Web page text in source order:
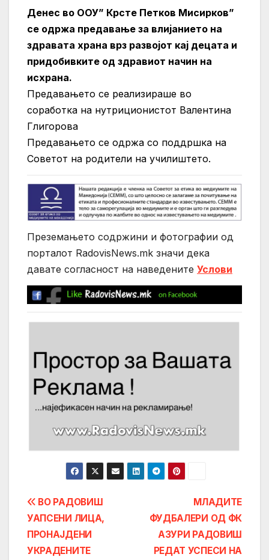
Денес во ООУ” Крсте Петков Мисирков”
се одржа предавање за влијанието на
здравата храна врз развојот кај децата и
придобивките од здравиот начин на
исхрана.
Предавањето се реализираше во
соработка на нутриционистот Валентина
Глигорова
Предавањето се одржа со поддршка на
Советот на родители на училиштето.
Преземањето содржини и фотографии од
порталот RadovisNews.mk значи дека
давате согласност на нaведените Услови
Post
navigation
МЛАДИТЕ
ФУДБАЛЕРИ ОД ФК
АЗУРИ РАДОВИШ
РЕДАТ УСПЕСИ НА
ВО РАДОВИШ
УАПСЕНИ ЛИЦА,
ПРОНАЈДЕНИ
УКРАДЕНИТЕ